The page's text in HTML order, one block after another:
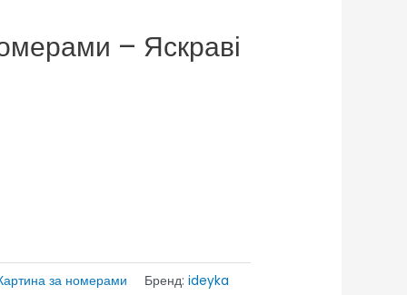
– Яскраві
за номерами Бренд: ideyka